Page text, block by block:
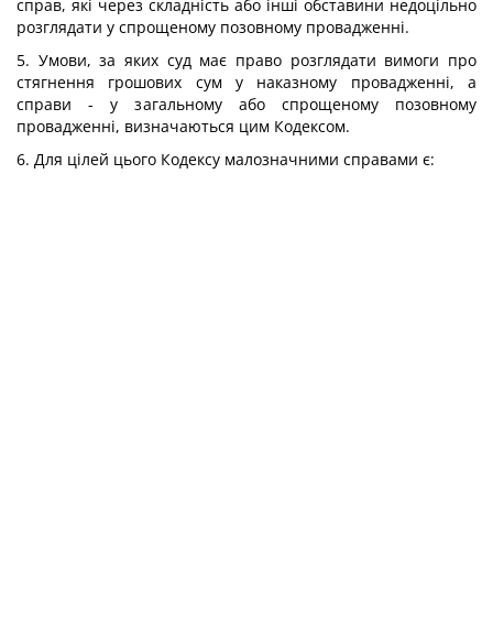
справ, які через складність або інші обставини недоцільно
розглядати у спрощеному позовному провадженні.
5. Умови, за яких суд має право розглядати вимоги про
стягнення грошових сум у наказному провадженні, а
справи - у загальному або спрощеному позовному
провадженні, визначаються цим Кодексом.
6. Для цілей цього Кодексу малозначними справами є: